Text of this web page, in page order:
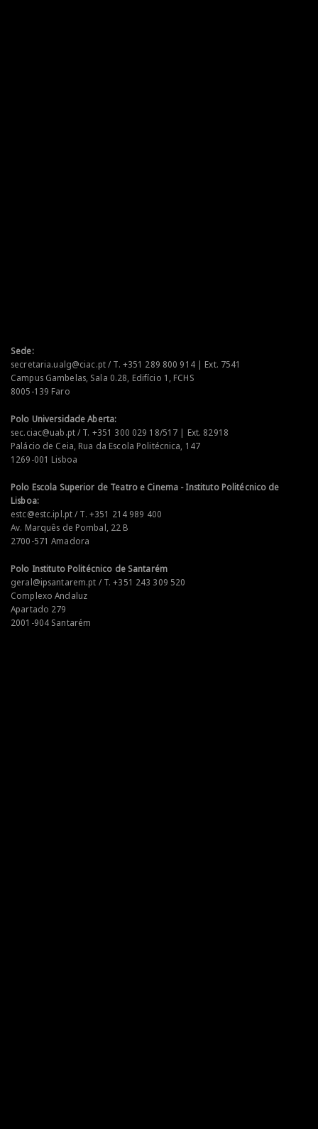
Sede:
secretaria.ualg@ciac.pt / T. +351 289 800 914 | Ext. 7541
Campus Gambelas, Sala 0.28, Edifício 1, FCHS
8005-139 Faro
Polo Universidade Aberta:
sec.ciac@uab.pt / T. +351 300 029 18/517 | Ext. 82918
Palácio de Ceia, Rua da Escola Politécnica, 147
1269-001 Lisboa
Polo Escola Superior de Teatro e Cinema - Instituto Politécnico de
Lisboa:
estc@estc.ipl.pt / T. +351 214 989 400
Av. Marquês de Pombal, 22 B
2700-571 Amadora
Polo Instituto Politécnico de Santarém
geral@ipsantarem.pt / T. +351 243 309 520
Complexo Andaluz
Apartado 279
2001-904 Santarém